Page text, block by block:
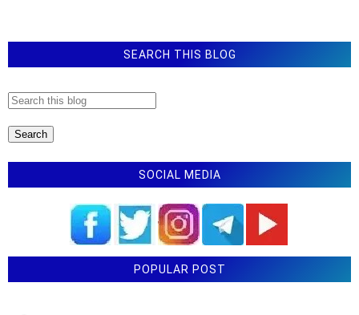
SEARCH THIS BLOG
SOCIAL MEDIA
POPULAR POST